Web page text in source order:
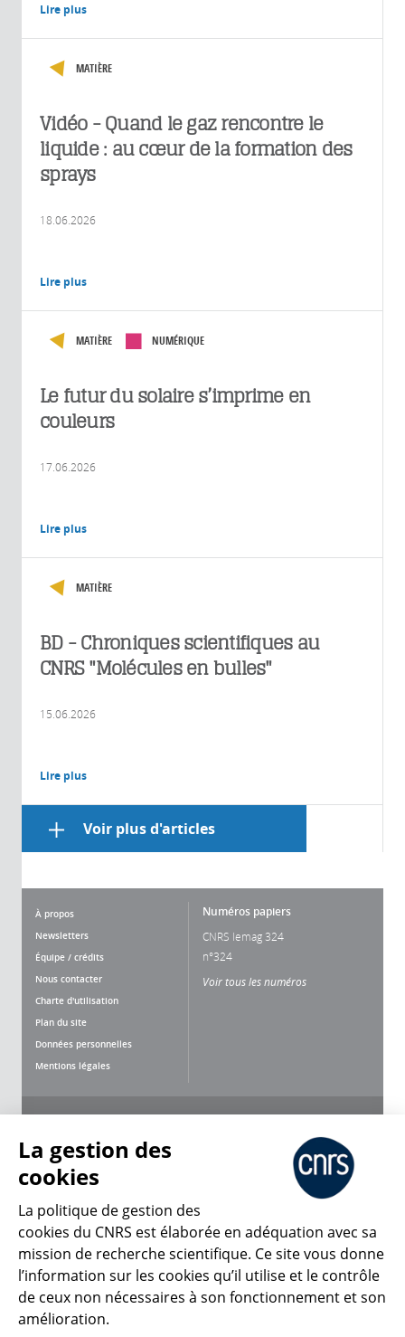
Lire plus
MATIÈRE
Vidéo - Quand le gaz rencontre le
liquide : au cœur de la formation des
sprays
18.06.2026
Lire plus
MATIÈRE NUMÉRIQUE
Le futur du solaire s’imprime en
couleurs
17.06.2026
Lire plus
MATIÈRE
BD - Chroniques scientifiques au
CNRS "Molécules en bulles"
15.06.2026
Lire plus
Voir plus d'articles
À propos
Newsletters
Équipe / crédits
Nous contacter
Charte d'utilisation
Plan du site
Données personnelles
Mentions légales
Numéros papiers
CNRS lemag 324
n°324
Voir tous les numéros
CNRS Le Mag
© 2026, CNRS
La gestion des
cookies
La politique de gestion des
cookies du CNRS est élaborée en adéquation avec sa
mission de recherche scientifique. Ce site vous donne
l’information sur les cookies qu’il utilise et le contrôle
de ceux non nécessaires à son fonctionnement et son
amélioration.